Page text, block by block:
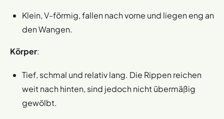
Klein, V-förmig, fallen nach vorne und liegen eng an
den Wangen.
Körper:
Tief, schmal und relativ lang. Die Rippen reichen
weit nach hinten, sind jedoch nicht übermäßig
gewölbt.